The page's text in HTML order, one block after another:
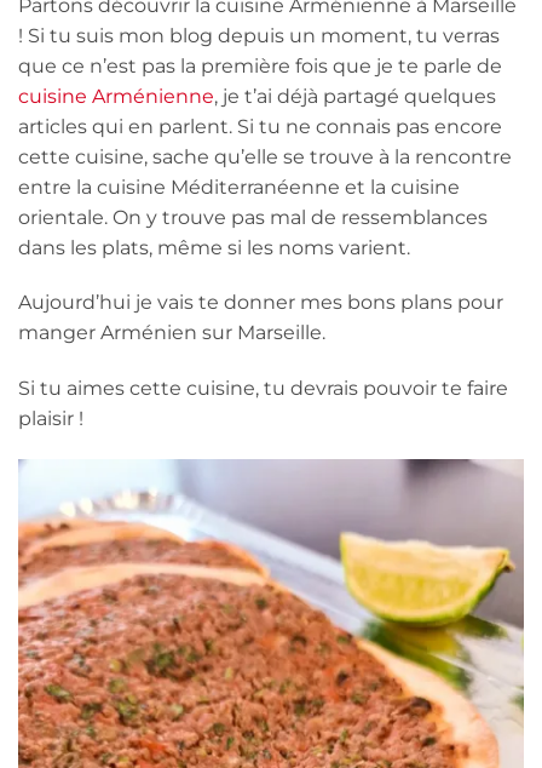
Partons découvrir la cuisine Arménienne à Marseille
! Si tu suis mon blog depuis un moment, tu verras
que ce n’est pas la première fois que je te parle de
cuisine Arménienne, je t’ai déjà partagé quelques
articles qui en parlent. Si tu ne connais pas encore
cette cuisine, sache qu’elle se trouve à la rencontre
entre la cuisine Méditerranéenne et la cuisine
orientale. On y trouve pas mal de ressemblances
dans les plats, même si les noms varient.
Aujourd’hui je vais te donner mes bons plans pour
manger Arménien sur Marseille.
Si tu aimes cette cuisine, tu devrais pouvoir te faire
plaisir !